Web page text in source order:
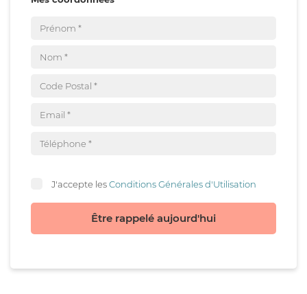
J'accepte lesConditions Générales d'Utilisation
Être rappelé aujourd'hui